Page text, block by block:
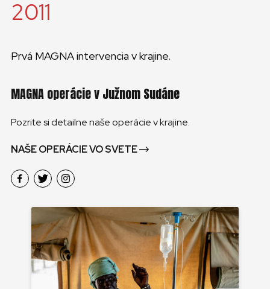
2011
Prvá MAGNA intervencia v krajine.
MAGNA operácie v Južnom Sudáne
Pozrite si detailne naše operácie v krajine.
NAŠE OPERÁCIE VO SVETE